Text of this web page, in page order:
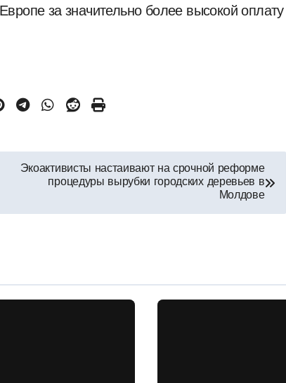
за значительно более высокой оплату
Экоактивисты настаивают на срочной реформе
процедуры вырубки городских деревьев в
Молдове